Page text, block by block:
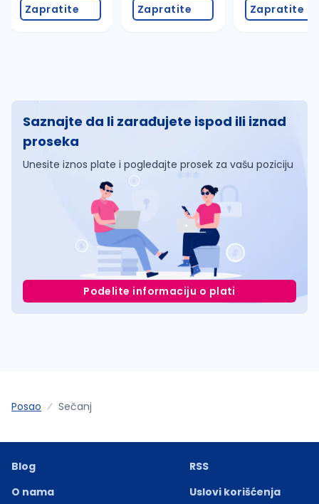
Zapratite Zapratite Zapratite
Saznajte da li zarađujete ispod ili iznad
proseka
Unesite iznos plate i pogledajte prosek za vašu poziciju
Podelite informaciju o plati
Posao Sečanj
Blog
O nama
RSS
Uslovi korišćenja